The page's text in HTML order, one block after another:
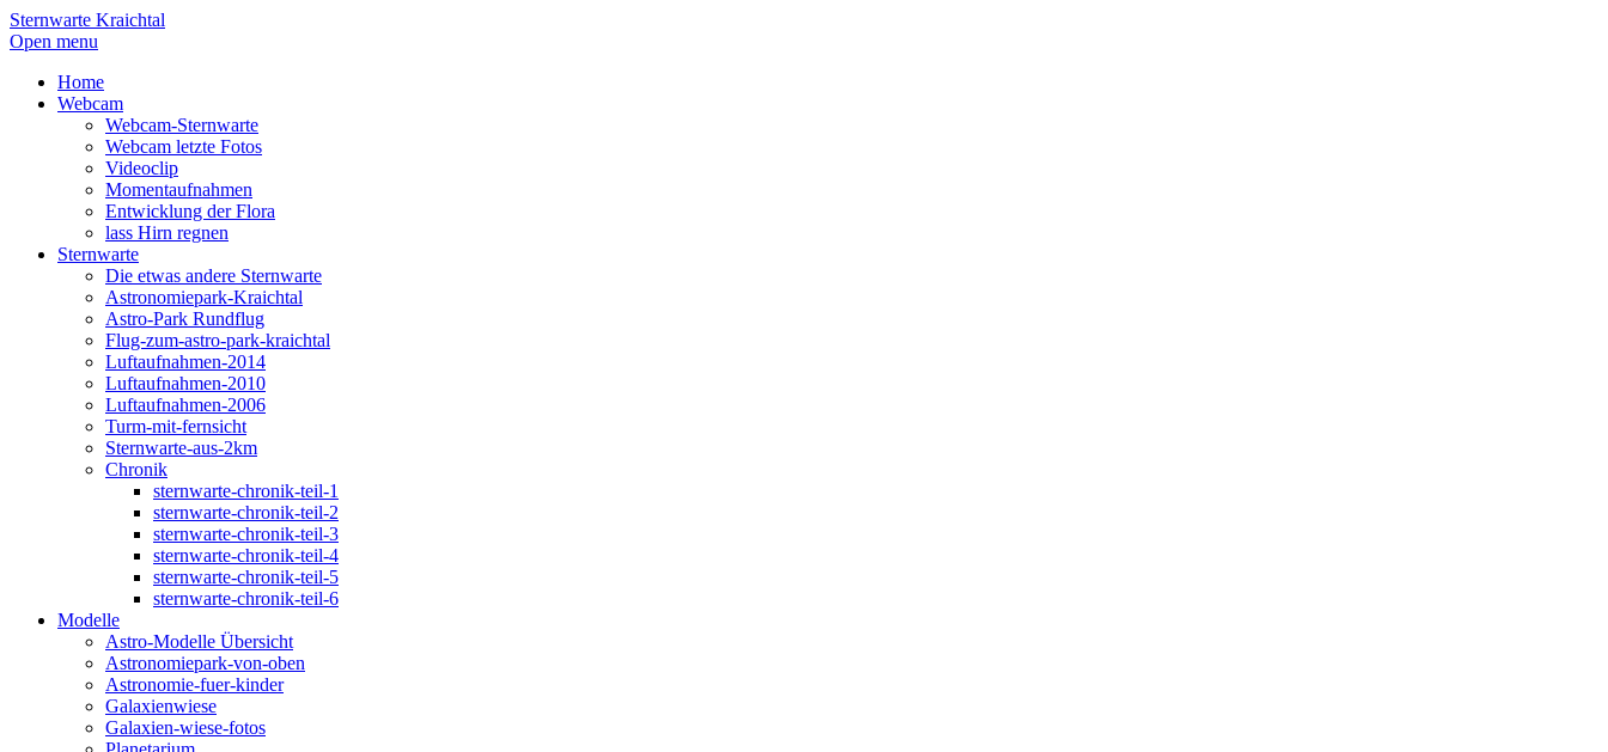
Sternwarte Kraichtal
Open menu
Home
Webcam
Webcam-Sternwarte
Webcam letzte Fotos
Videoclip
Momentaufnahmen
Entwicklung der Flora
lass Hirn regnen
Sternwarte
Die etwas andere Sternwarte
Astronomiepark-Kraichtal
Astro-Park Rundflug
Flug-zum-astro-park-kraichtal
Luftaufnahmen-2014
Luftaufnahmen-2010
Luftaufnahmen-2006
Turm-mit-fernsicht
Sternwarte-aus-2km
Chronik
sternwarte-chronik-teil-1
sternwarte-chronik-teil-2
sternwarte-chronik-teil-3
sternwarte-chronik-teil-4
sternwarte-chronik-teil-5
sternwarte-chronik-teil-6
Modelle
Astro-Modelle Übersicht
Astronomiepark-von-oben
Astronomie-fuer-kinder
Galaxienwiese
Galaxien-wiese-fotos